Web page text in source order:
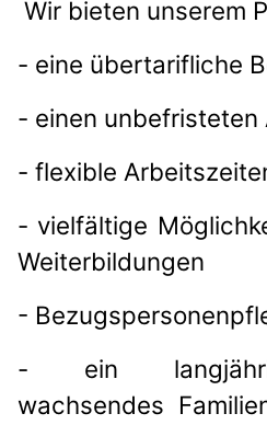
Wir bieten unserem
- eine übertarifliche
- einen
- flexible
- vielfältige
Weiterbildungen
-
- ein
wachsendes